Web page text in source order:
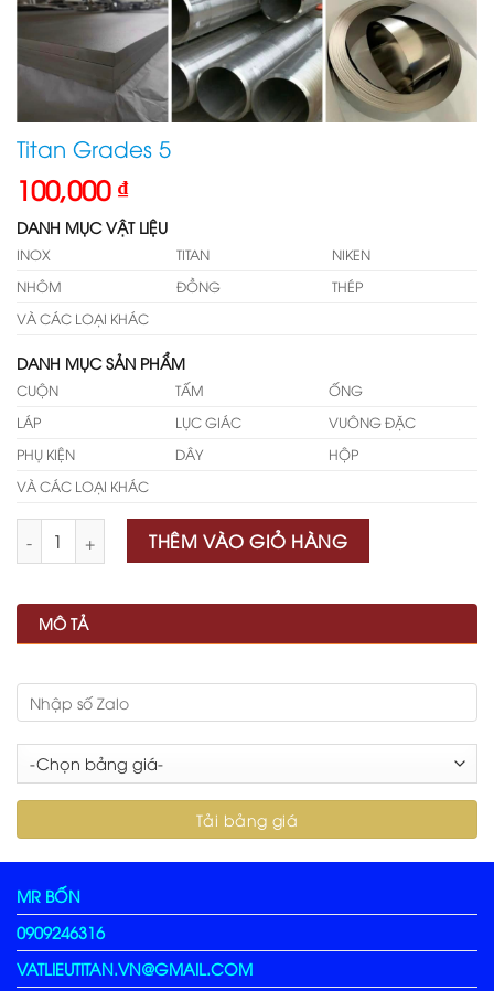
Titan Grades 5
100,000 ₫
DANH MỤC VẬT LIỆU
INOX TITAN
NIKEN
NHÔM
ĐỒNG
THÉP
VÀ CÁC LOẠI KHÁC
DANH MỤC SẢN PHẨM
CUỘN TẤM
ỐNG
LÁP
LỤC GIÁC
VUÔNG ĐẶC
PHỤ KIỆN
DÂY
HỘP
VÀ CÁC LOẠI KHÁC
Số lượng THÊM VÀO GIỎ HÀNG
MÔ TẢ
MR BỐN
0909246316
VATLIEUTITAN.VN@GMAIL.COM